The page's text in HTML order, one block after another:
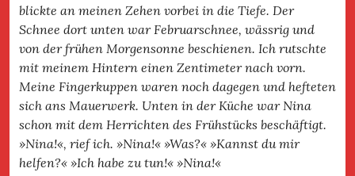
blickte an meinen Zehen vorbei in die Tiefe. Der
Schnee dort unten war Februarschnee, wässrig und
von der frühen Morgensonne beschienen. Ich rutschte
mit meinem Hintern einen Zentimeter nach vorn.
Meine Fingerkuppen waren noch dagegen und hefteten
sich ans Mauerwerk. Unten in der Küche war Nina
schon mit dem Herrichten des Frühstücks beschäftigt.
»Nina!«, rief ich. »Nina!« »Was?« »Kannst du mir
helfen?« »Ich habe zu tun!« »Nina!«